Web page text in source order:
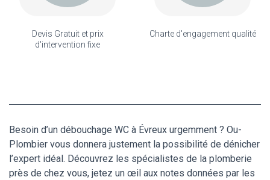
Devis Gratuit et prix
d'intervention fixe
Charte d'engagement qualité
Besoin d’un débouchage WC à Évreux urgemment ? Ou-
Plombier vous donnera justement la possibilité de dénicher
l’expert idéal. Découvrez les spécialistes de la plomberie
près de chez vous, jetez un œil aux notes données par les